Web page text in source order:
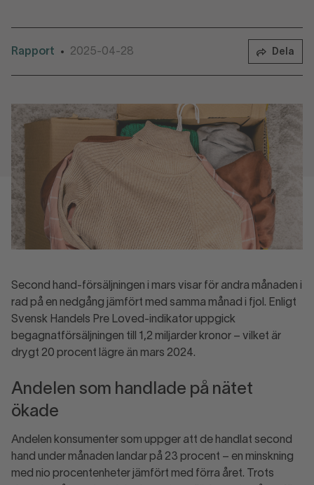
Rapport • 2025-04-28 Dela
Second hand-försäljningen i mars visar för andra månaden i
rad på en nedgång jämfört med samma månad i fjol. Enligt
Svensk Handels Pre Loved-indikator uppgick
begagnatförsäljningen till 1,2 miljarder kronor – vilket är
drygt 20 procent lägre än mars 2024.
Andelen som handlade på nätet
ökade
Andelen konsumenter som uppger att de handlat second
hand under månaden landar på 23 procent – en minskning
med nio procentenheter jämfört med förra året. Trots